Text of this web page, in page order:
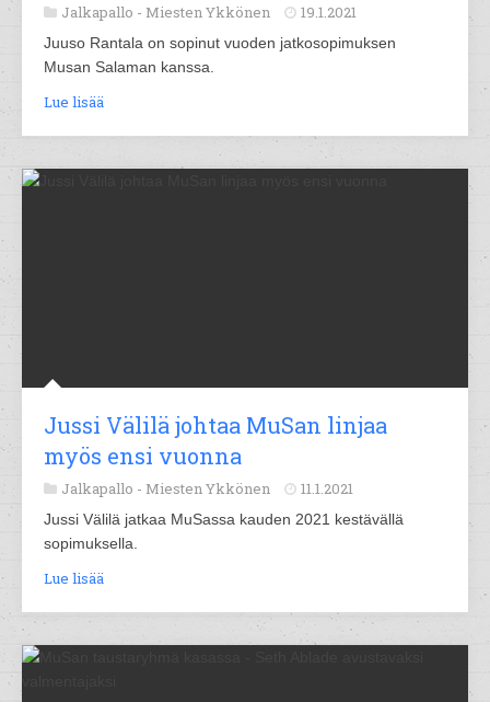
Jalkapallo - Miesten Ykkönen 19.1.2021
Juuso Rantala on sopinut vuoden jatkosopimuksen
Musan Salaman kanssa.
Lue lisää
Jussi Välilä johtaa MuSan linjaa
myös ensi vuonna
Jalkapallo - Miesten Ykkönen 11.1.2021
Jussi Välilä jatkaa MuSassa kauden 2021 kestävällä
sopimuksella.
Lue lisää